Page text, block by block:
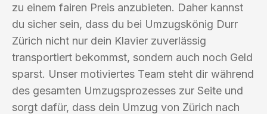
zu einem fairen Preis anzubieten. Daher kannst
du sicher sein, dass du bei Umzugskönig Durr
Zürich nicht nur dein Klavier zuverlässig
transportiert bekommst, sondern auch noch Geld
sparst. Unser motiviertes Team steht dir während
des gesamten Umzugsprozesses zur Seite und
sorgt dafür, dass dein Umzug von Zürich nach